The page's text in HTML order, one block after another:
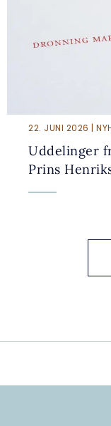
22. JUNI 2026 |
Uddelinger
Prins